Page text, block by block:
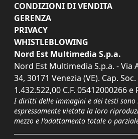
CONDIZIONI DI VENDITA
GERENZA
PRIVACY
WHISTLEBLOWING
Nord Est Multimedia S.p.a.
Nord Est Multimedia S.p.a. - Via
34, 30171 Venezia (VE). Cap.
1.432.522,00 C.F. 05412000266 e
I diritti delle immagini e dei testi sono
espressamente vietata la loro
mezzo e l'adattamento totale o